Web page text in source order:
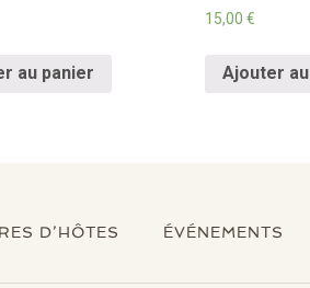
au panier
15,00€
Ajouter
D’HÔTES ÉVÉNEMENTS